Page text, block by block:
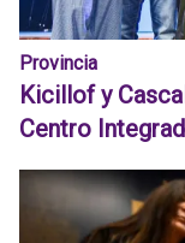
Provincia
Kicillof y
Centro